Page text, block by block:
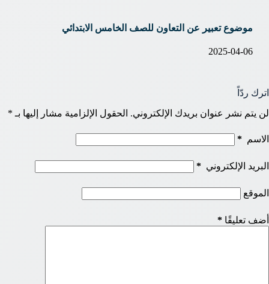
موضوع تعبير عن التعاون للصف الخامس الابتدائي
2025-04-06
اترك ردّاً
لن يتم نشر عنوان بريدك الإلكتروني. الحقول الإلزامية مشار إليها بـ *
الاسم *
البريد الإلكتروني *
الموقع
أضف تعليقًا *